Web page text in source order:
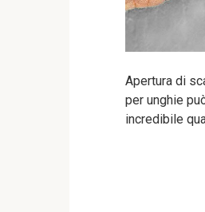
Apertura di
per unghie
incredibile